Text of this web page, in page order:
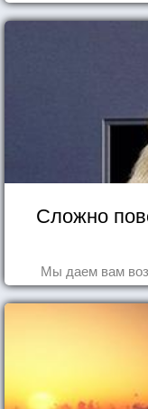
Сложно
Мы даем вам